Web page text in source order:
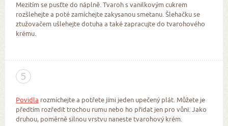
Mezitím se pusťte do náplně. Tvaroh s vanilkovým cukrem
rozšlehejte a poté zamíchejte zakysanou smetanu. Šlehačku se
ztužovačem ušlehejte dotuha a také zapracujte do tvarohového
krému.
5
Povidla rozmíchejte a potřete jimi jeden upečený plát. Můžete je
předtím rozředit trochou rumu nebo ho přidat jen pro vůni. Jako
druhou, poměrně silnou vrstvu naneste tvarohový krém.